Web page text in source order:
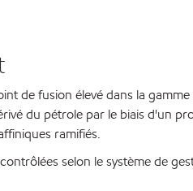
de fusion élevé dans la
du pétrole par le biais d'un
ramifiés.
selon le système de